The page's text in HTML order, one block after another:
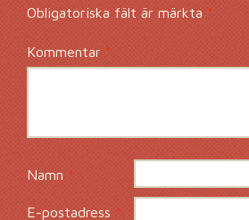
Obligatoriska fält är märkta *
Kommentar*
Namn *
E-postadress*